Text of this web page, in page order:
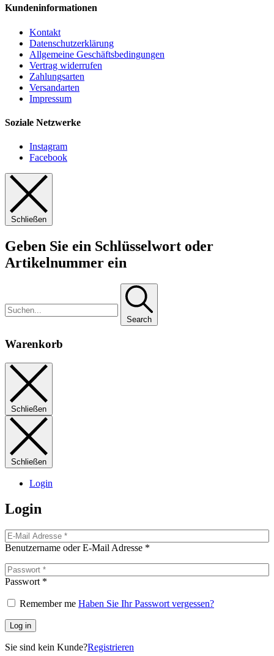
Kundeninformationen
Kontakt
Datenschutzerklärung
Allgemeine Geschäftsbedingungen
Vertrag widerrufen
Zahlungsarten
Versandarten
Impressum
Soziale Netzwerke
Instagram
Facebook
Schließen
Geben Sie ein Schlüsselwort oder
Artikelnummer ein
Search
Warenkorb
Schließen
Schließen
Login
Login
Benutzername oder E-Mail Adresse *
Passwort *
Remember me Haben Sie Ihr Passwort vergessen?
Log in
Sie sind kein Kunde?Registrieren